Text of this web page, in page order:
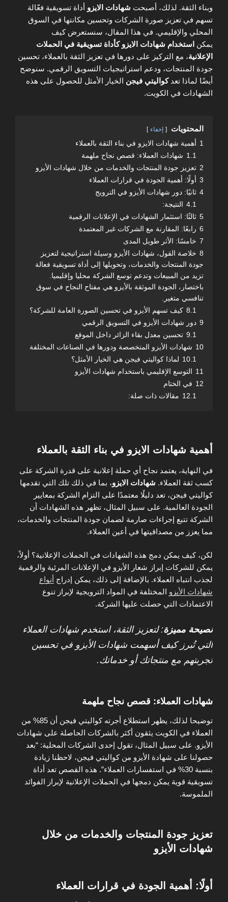
وبناء الثقة. لذلك، أصبحت شهادات الايزو أداة تسويقية فعّالة
تسهم في تعزيز صورة الشركات وتحسين مكانتها في السوق
المحلي والإقليمي. في هذا المقال، سنستعرض كيف
يمكن استخدام شهادات الايزو كأداة تسويقية في الحملات
الإعلانية، مع التركيز على دورها في تعزيز الثقة بالعملاء، تحسين
جودة المنتجات، ودعم استراتيجيات التسويق الرقمي. سنوضح
أيضًا لماذا تعدكواليتي فيجن الخيار الأمثل للحصول على هذه
الشهادات في الكويت.
المحتويات إخفاء
1 أهمية شهادات الايزو في بناء الثقة بالعملاء
1.1 شهادات العملاء: قصص نجاح ملهمة
2 تعزيز جودة المنتجات والخدمات من خلال شهادات الأيزو
3 أولًا: أهمية الجودة في قرارات العملاء
4 ثانيًا: دور شهادات الأيزو في الترويج
4.1 النتيجة:
5 ثالثًا: استثمار الشهادات في الإعلانات الرقمية
6 رابعًا: المقارنة مع الشركات غير المعتمدة
7 خامسًا: الأثر طويل المدى
8 خلاصة القول، شهادات الأيزو وسيلة استراتيجية لتعزيز
جودة المنتجات والخدمات، وتحويلها إلى أداة تسويقية فعالة
تزيد من المبيعات وتدعم توسع الشركة محليا وإقليميا.
باختصار، الجودة الموثقة بالأيزو هي مفتاح النجاح في سوق
تنافسي متغير.
8.1 كيف تسهم الأيزو في تحسين الصورة العامة للشركة؟
9 دور شهادات الأيزو في التسويق الرقمي
9.1 تحسين معدل بقاء الزائر داخل الموقع
10 شهادات الأيزو المتخصصة ودورها في الصناعات المختلفة
10.1 لماذا كواليتي فيجن هي الخيار الأمثل؟
11 التوسع الإقليمي باستخدام شهادات الأيزو
12 في الختام
12.1 مقالات ذات صلة:
أهمية شهادات الايزو في بناء الثقة بالعملاء
في النهاية، يعتمد نجاح أي حملة إعلانية على قدرة الشركة على
كسب ثقة العملاء. شهادات الايزو، بما في ذلك تلك التي تقدمها
كواليتي فيجن، تعد دليلًا معتمدًا على التزام الشركة بمعايير
الجودة العالمية. على سبيل المثال، تظهر هذه الشهادات أن
الشركة تتبع إجراءات صارمة لضمان جودة المنتجات والخدمات،
مما يعزز من مصداقيتها في أعين العملاء.
لكن، كيف يمكن دمج هذه الشهادات في الحملات الإعلانية؟ أولاً،
يمكن للشركات إبراز شعار الأيزو في الإعلانات المرئية والرقمية
لجذب انتباه العملاء. بالإضافة إلى ذلك، يمكن إدراج أنواع
شهادات الأيزو المختلفة في المواد الترويجية لإبراز تنوع
الاعتمادات التي حصلت عليها الشركة.
نصيحة مميزة: لتعزيز الثقة، استخدم شهادات العملاء
التي تُبرز كيف أسهمت شهادات الأيزو في تحسين
تجربتهم مع منتجاتك أو خدماتك.
شهادات العملاء: قصص نجاح ملهمة
توضيحا لذلك، يظهر استطلاع أجرته كواليتي فيجن أن 85% من
العملاء في الكويت يثقون أكثر بالشركات الحاصلة على شهادات
الأيزو. على سبيل المثال، تقول إحدى الشركات المحلية: “بعد
حصولنا على شهادة الأيزو من كواليتي فيجن، لاحظنا زيادة
بنسبة 30% في استفسارات العملاء”. هذه القصص تعد أداة
تسويقية قوية يمكن دمجها في الحملات الإعلانية لإبراز الفوائد
الملموسة.
تعزيز جودة المنتجات والخدمات من خلال
شهادات الأيزو
أولًا: أهمية الجودة في قرارات العملاء